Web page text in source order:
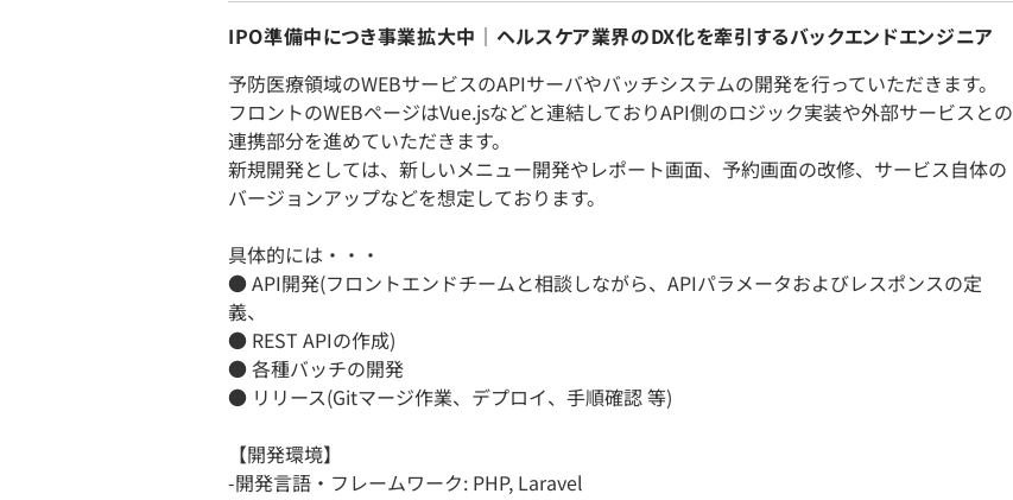
IPO準備中につき事業拡大中｜ヘルスケア業界のDX化を牽引するバックエンドエンジニア
予防医療領域のWEBサービスのAPIサーバやバッチシステムの開発を行っていただきます。
フロントのWEBページはVue.jsなどと連結しておりAPI側のロジック実装や外部サービスとの
連携部分を進めていただきます。
新規開発としては、新しいメニュー開発やレポート画面、予約画面の改修、サービス自体の
バージョンアップなどを想定しております。
具体的には・・・
● API開発(フロントエンドチームと相談しながら、APIパラメータおよびレスポンスの定
義、
● REST APIの作成)
● 各種バッチの開発
● リリース(Gitマージ作業、デプロイ、手順確認 等)
【開発環境】
-開発言語・フレームワーク: PHP, Laravel